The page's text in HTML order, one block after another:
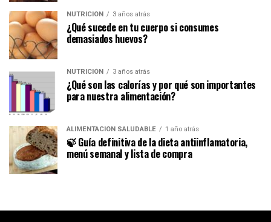
NUTRICIÓN 3 años atrás
¿Qué sucede en tu cuerpo si consumes
demasiados huevos?
NUTRICIÓN 3 años atrás
¿Qué son las calorías y por qué son importantes
para nuestra alimentación?
ALIMENTACIÓN SALUDABLE 1 año atrás
🍃 Guía definitiva de la dieta antiinflamatoria,
menú semanal y lista de compra